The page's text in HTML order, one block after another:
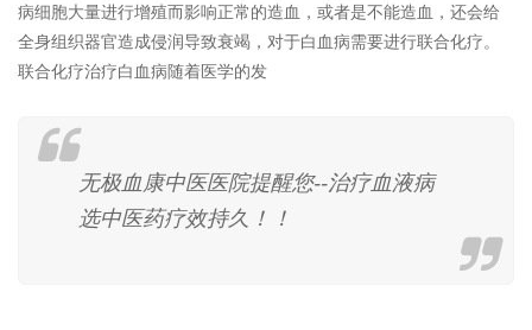
病细胞大量进行增殖而影响正常的造血，或者是不能造血，还会给
全身组织器官造成侵润导致衰竭，对于白血病需要进行联合化疗。
联合化疗治疗白血病随着医学的发
无极血康中医医院提醒您--治疗血液病
选中医药疗效持久！！